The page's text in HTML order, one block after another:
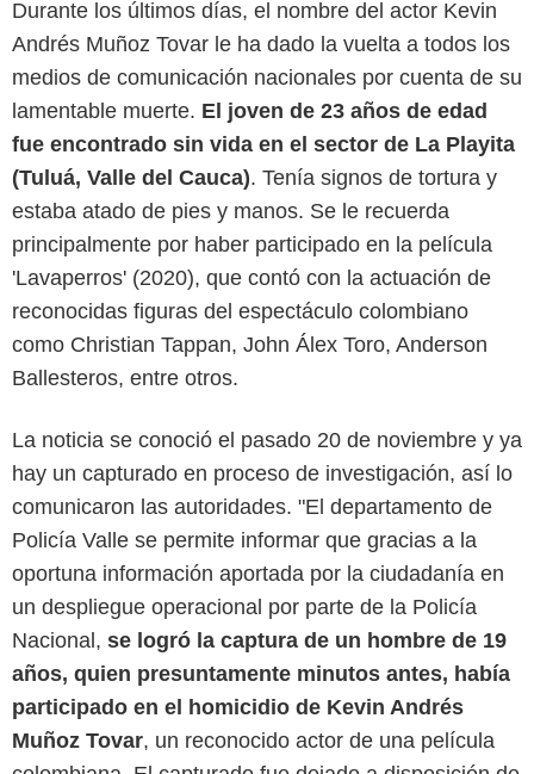
Durante los últimos días, el nombre del actor Kevin
Andrés Muñoz Tovar le ha dado la vuelta a todos los
medios de comunicación nacionales por cuenta de su
lamentable muerte. El joven de 23 años de edad
fue encontrado sin vida en el sector de La Playita
(Tuluá, Valle del Cauca). Tenía signos de tortura y
estaba atado de pies y manos. Se le recuerda
principalmente por haber participado en la película
'Lavaperros' (2020), que contó con la actuación de
reconocidas figuras del espectáculo colombiano
como Christian Tappan, John Álex Toro, Anderson
Ballesteros, entre otros.
La noticia se conoció el pasado 20 de noviembre y ya
hay un capturado en proceso de investigación, así lo
comunicaron las autoridades. "El departamento de
Policía Valle se permite informar que gracias a la
oportuna información aportada por la ciudadanía en
un despliegue operacional por parte de la Policía
Nacional, se logró la captura de un hombre de 19
años, quien presuntamente minutos antes, había
participado en el homicidio de Kevin Andrés
Muñoz Tovar, un reconocido actor de una película
Netflix